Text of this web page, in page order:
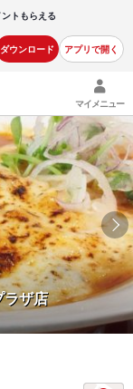
トもらえる
ダウンロード アプリで開く
マイメニュー
ラザ店